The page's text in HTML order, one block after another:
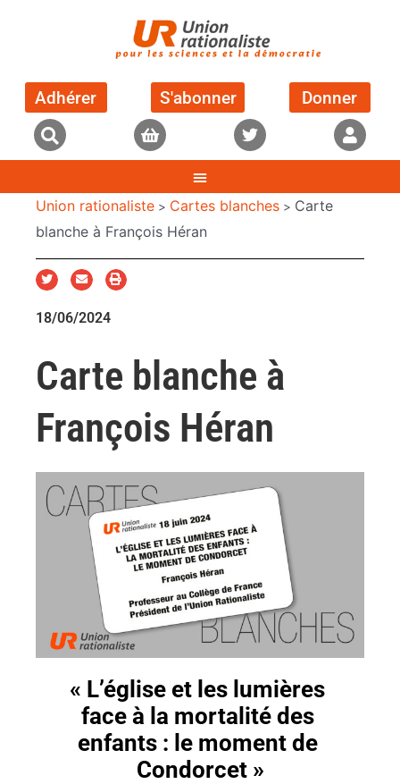
Adhérer S'abonner Donner
Union rationaliste > Cartes blanches > Carte
blanche à François Héran
18/06/2024
Carte blanche à
François Héran
« L’église et les lumières
face à la mortalité des
enfants : le moment de
Condorcet »